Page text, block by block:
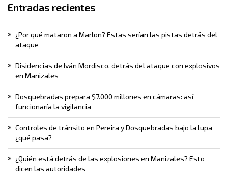
Entradas recientes
¿Por qué mataron a Marlon? Estas serían las pistas detrás del
ataque
Disidencias de Iván Mordisco, detrás del ataque con explosivos
en Manizales
Dosquebradas prepara $7.000 millones en cámaras: así
funcionaría la vigilancia
Controles de tránsito en Pereira y Dosquebradas bajo la lupa
¿qué pasa?
¿Quién está detrás de las explosiones en Manizales? Esto
dicen las autoridades